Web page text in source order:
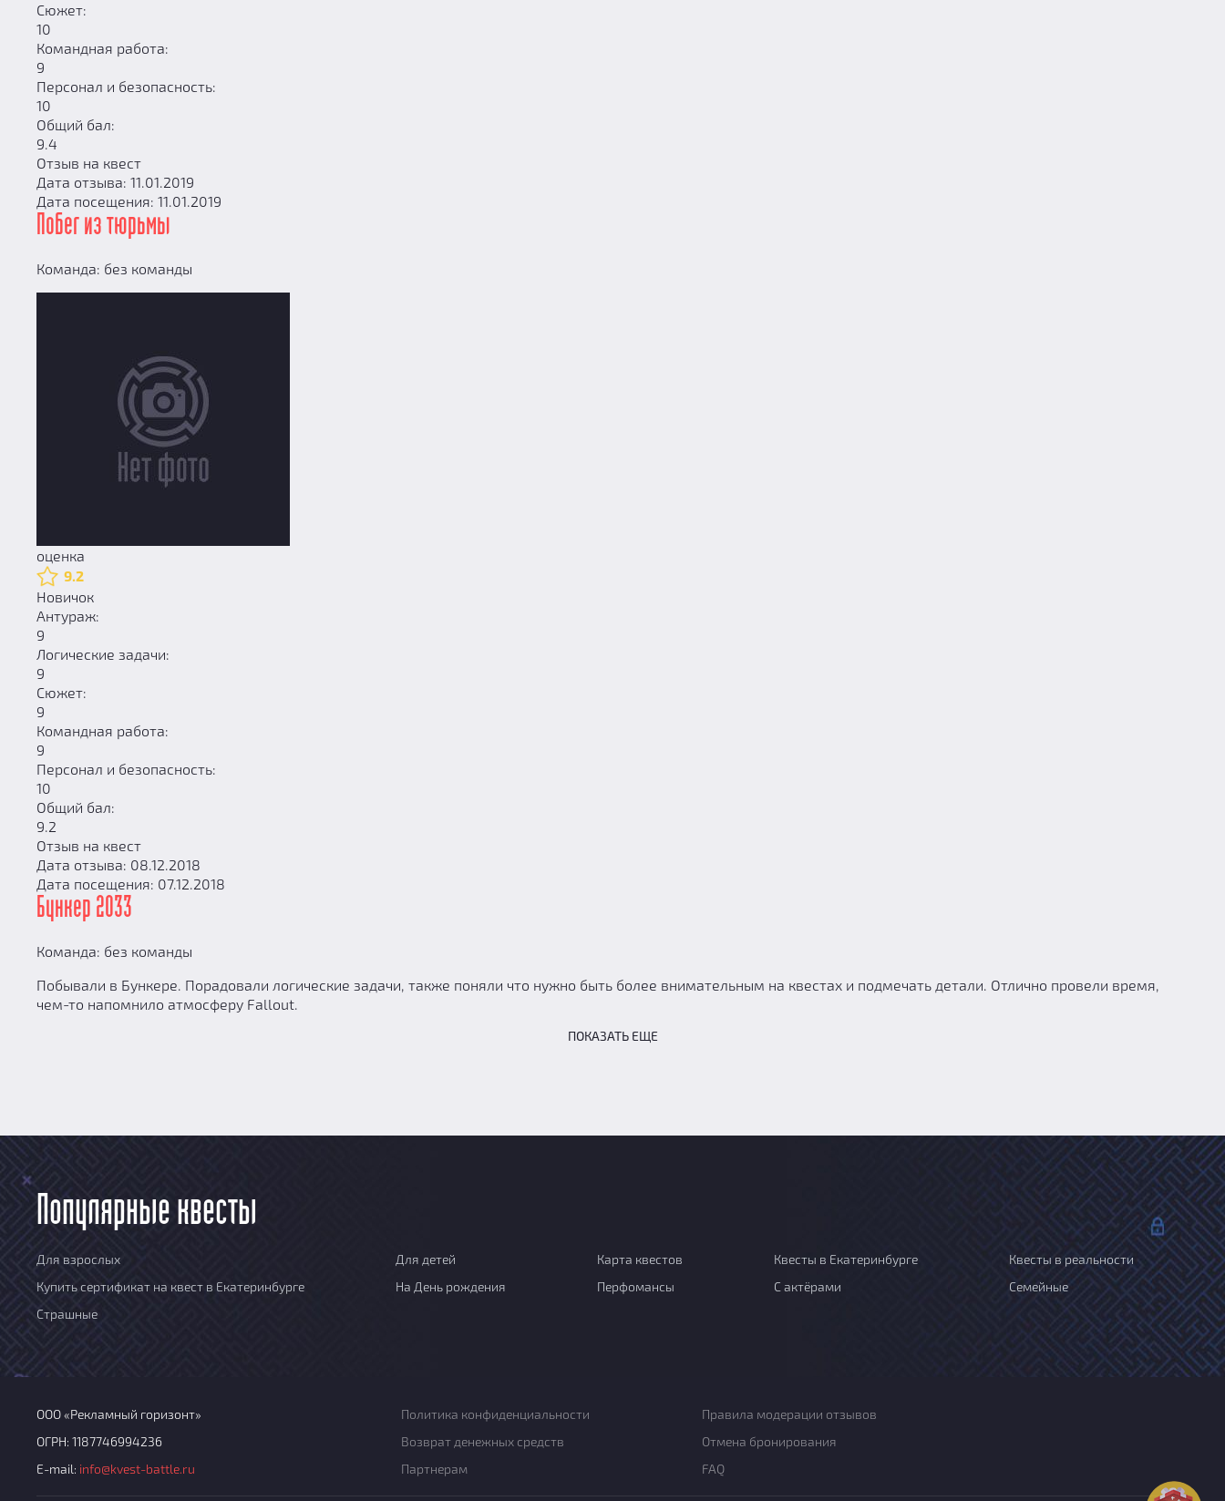
Сюжет:
10
Командная работа:
9
Персонал и безопасность:
10
Общий бал:
9.4
Отзыв на квест
Дата отзыва: 11.01.2019
Дата посещения: 11.01.2019
Побег из тюрьмы
Команда: без команды
оценка
9.2
Новичок
Антураж:
9
Логические задачи:
9
Сюжет:
9
Командная работа:
9
Персонал и безопасность:
10
Общий бал:
9.2
Отзыв на квест
Дата отзыва: 08.12.2018
Дата посещения: 07.12.2018
Бункер 2033
Команда: без команды
Побывали в Бункере. Порадовали логические задачи, также поняли что нужно быть более внимательным на квестах и подмечать детали. Отлично провели время,
чем-то напомнило атмосферу Fallout.
ПОКАЗАТЬ ЕЩЕ
Популярные квесты
Для взрослых Для детей Карта квестов Квесты в Екатеринбурге
Квесты в реальности
Купить сертификат на квест в Екатеринбурге
На День рождения Перфомансы С актёрами
Семейные
Страшные
ООО «Рекламный горизонт»
ОГРН: 1187746994236
E-mail: info@kvest-battle.ru
Политика конфиденциальности
Правила модерации отзывов
Возврат денежных средств
Отмена бронирования
Партнерам
FAQ